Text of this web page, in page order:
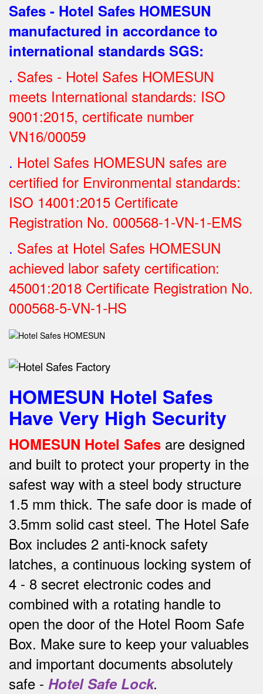
Safes - Hotel Safes HOMESUN
manufactured in accordance to
international standards SGS:
. Safes - Hotel Safes HOMESUN
meets International standards: ISO
9001:2015, certificate number
VN16/00059
. Hotel Safes HOMESUN safes are
certified for Environmental standards:
ISO 14001:2015 Certificate
Registration No. 000568-1-VN-1-EMS
. Safes at Hotel Safes HOMESUN
achieved labor safety certification:
45001:2018 Certificate Registration No.
000568-5-VN-1-HS
HOMESUN Hotel Safes
Have Very High Security
HOMESUN Hotel Safes are designed
and built to protect your property in the
safest way with a steel body structure
1.5 mm thick. The safe door is made of
3.5mm solid cast steel. The Hotel Safe
Box includes 2 anti-knock safety
latches, a continuous locking system of
4 - 8 secret electronic codes and
combined with a rotating handle to
open the door of the Hotel Room Safe
Box. Make sure to keep your valuables
and important documents absolutely
safe - Hotel Safe Lock.